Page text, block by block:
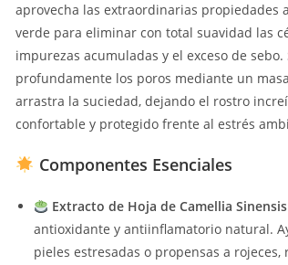
aprovecha las extraordinarias propiedades
verde para eliminar con total suavidad las
impurezas acumuladas y el exceso de
profundamente los poros mediante un
arrastra la suciedad, dejando el rostro
confortable y protegido frente al estrés
Componentes Esenciales
Extracto de Hoja de Camellia Sinensis
antioxidante y antiinflamatorio natural.
pieles estresadas o propensas a